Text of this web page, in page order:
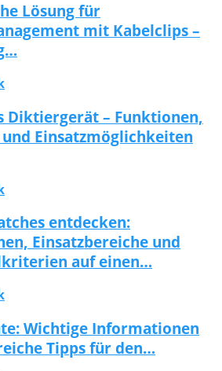
Lösung für
mit Kabelclips –
Diktiergerät – Funktionen,
Einsatzmöglichkeiten
entdecken:
Einsatzbereiche und
auf einen…
Wichtige Informationen
Tipps für den…